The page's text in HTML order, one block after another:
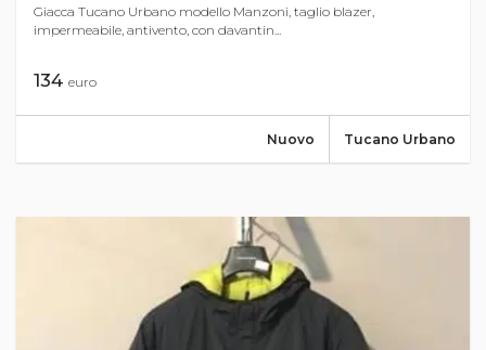
Giacca Tucano Urbano modello Manzoni, taglio blazer,
impermeabile, antivento, con davantin...
134 euro
Tucano Urbano
Nuovo